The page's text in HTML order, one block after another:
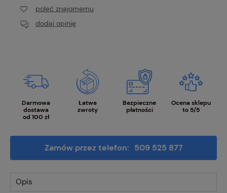
poleć znajomemu
dodaj opinię
Darmowa
dostawa
od 100 zł
Łatwe
zwroty
Bezpieczne
płatności
Ocena sklepu
to 5/5
Zamów przez telefon: 509 525 877
Opis